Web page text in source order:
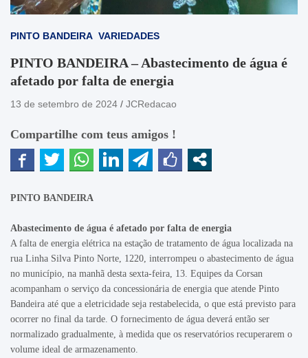
PINTO BANDEIRA VARIEDADES
PINTO BANDEIRA – Abastecimento de água é
afetado por falta de energia
13 de setembro de 2024 JCRedacao
Compartilhe com teus amigos !
PINTO BANDEIRA
Abastecimento de água é afetado por falta de energia
A falta de energia elétrica na estação de tratamento de água localizada na
rua Linha Silva Pinto Norte, 1220, interrompeu o abastecimento de água
no município, na manhã desta sexta-feira, 13. Equipes da Corsan
acompanham o serviço da concessionária de energia que atende Pinto
Bandeira até que a eletricidade seja restabelecida, o que está previsto para
ocorrer no final da tarde. O fornecimento de água deverá então ser
normalizado gradualmente, à medida que os reservatórios recuperarem o
volume ideal de armazenamento.